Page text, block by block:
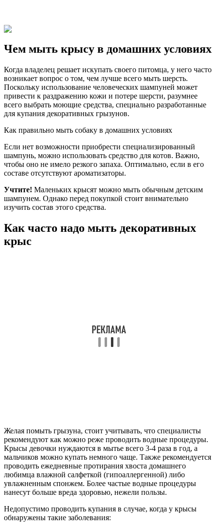
Чем мыть крысу в домашних условиях
Когда владелец решает искупать своего питомца, у него часто
возникает вопрос о том, чем лучше всего мыть шерсть.
Поскольку использование человеческих шампуней может
привести к раздражению кожи и потере шерсти, разумнее
всего выбрать моющие средства, специально разработанные
для купания декоративных грызунов.
Как правильно мыть собаку в домашних условиях
Если нет возможности приобрести специализированный
шампунь, можно использовать средство для котов. Важно,
чтобы оно не имело резкого запаха. Оптимально, если в его
составе отсутствуют ароматизаторы.
Учтите! Маленьких крысят можно мыть обычным детским
шампунем. Однако перед покупкой стоит внимательно
изучить состав этого средства.
Как часто надо мыть декоративных
крыс
Желая помыть грызуна, стоит учитывать, что специалисты
рекомендуют как можно реже проводить водные процедуры.
Крысы девочки нуждаются в мытье всего 3-4 раза в год, а
мальчиков можно купать немного чаще. Также рекомендуется
проводить ежедневные протирания хвоста домашнего
любимца влажной салфеткой (гипоаллергенной) либо
увлажненным спонжем. Более частые водные процедуры
нанесут больше вреда здоровью, нежели пользы.
Недопустимо проводить купания в случае, когда у крысы
обнаружены такие заболевания: